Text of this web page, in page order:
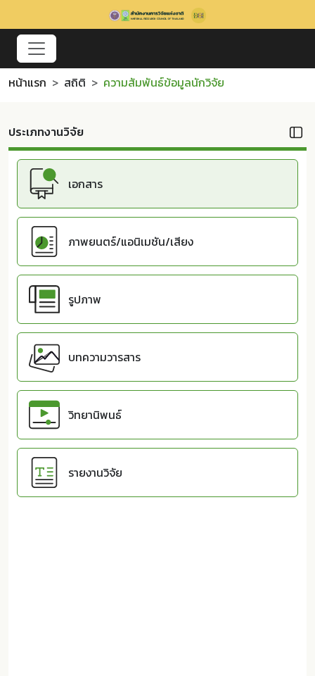
หน้าแรก สถิติ ความสัมพันธ์ข้อมูลนักวิจัย
ประเภทงานวิจัย
เอกสาร
ภาพยนตร์/แอนิเมชัน/เสียง
รูปภาพ
บทความวารสาร
วิทยานิพนธ์
รายงานวิจัย